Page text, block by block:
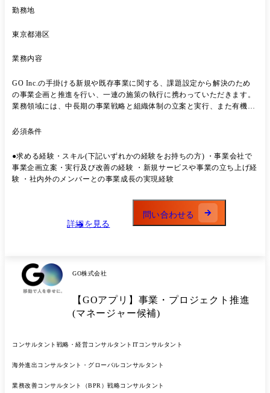
勤務地
東京都港区
業務内容
GO Inc.の手掛ける新規や既存事業に関する、課題設定から解決のため
の事業企画と推進を行い、一連の施策の執行に携わっていただきます。
業務領域には、中長期の事業戦略と組織体制の立案と実行、また有機的
また、経営陣や関連部署との議論において、戦略提言や他部署への課題
ートナー様と協業案件をマネジメントいただく役割も発生し、その中で
一部技術面に関するディスカッションも発生することもあります。 ●業
務内容 ・事業戦略の立案 ・戦略の推進実行、組織組成とマネジメント
レクション ●業務内容の変更範囲 会社が指定する業務全般
必須条件
●求める経験・スキル(下記いずれかの経験をお持ちの方) ・事業会社で
事業企画立案・実行及び改善の経験 ・新規サービスや事業の立ち上げ経
験 ・社内外のメンバーとの事業成長の実現経験
詳細を見る
問い合わせる
GO株式会社
【GOアプリ】事業・プロジェクト推進
(マネージャー候補)
コンサルタント 戦略・経営コンサルタント ITコンサルタント
海外進出コンサルタント・グローバルコンサルタント
業務改善コンサルタント（BPR） 戦略コンサルタント